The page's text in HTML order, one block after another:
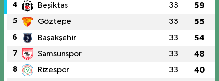
4 Beşiktaş 33 59
5 Göztepe 33 55
6 Başakşehir 33 54
7 Samsunspor 33 48
8 Rizespor 33 40